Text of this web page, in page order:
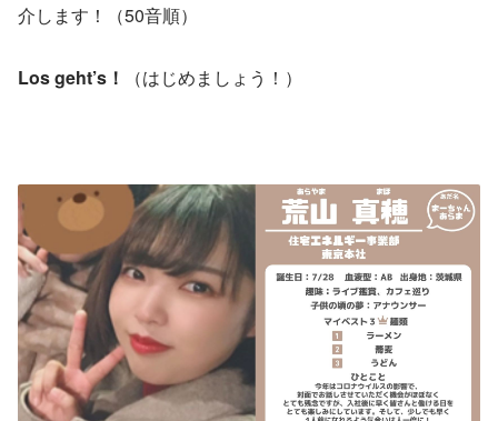
介します！（50音順）
Los geht’s！ （はじめましょう！）